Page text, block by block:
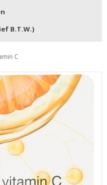
B.T.W.)
C